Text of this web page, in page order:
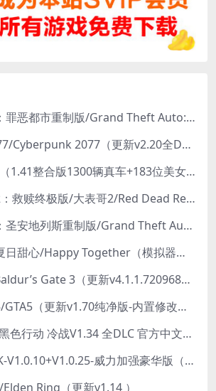
侠盗猎车手：罪恶都市重制版/Grand Theft Auto: Vice City – The Definitive Edition
赛博朋克2077/Cyberpunk 2077（更新v2.20全DLC）
GTA5中国风（1.41整合版1300辆真车+183位美女与英雄+200%存档）
荒野大镖客2：救赎终极版/大表哥2/Red Dead Redemption 2: Ultimate Edition（更新v1491.50终极版）
侠盗猎车手：圣安地列斯重制版/Grand Theft Auto: San Andreas – The Definitive Edition（更新v1.113.49697469）
女神驾到：夏日甜心/Happy Together（模拟器版-升级豪华终极珍藏版+全DLC）
博德之门3/Baldur’s Gate 3（更新v4.1.1.7209685）
侠盗猎车手5/GTA5（更新v1.70纯净版-内置修改器+通关存档）
使命召唤17 黑色行动 冷战V1.34 全DLC 官方中文版COD17
三国志14PK-V1.0.10+V1.0.25-威力加强豪华版（武将面容套装-全DLC+季票+特典+中文语音+编辑修改器）
Ring（更新v1.14 ）